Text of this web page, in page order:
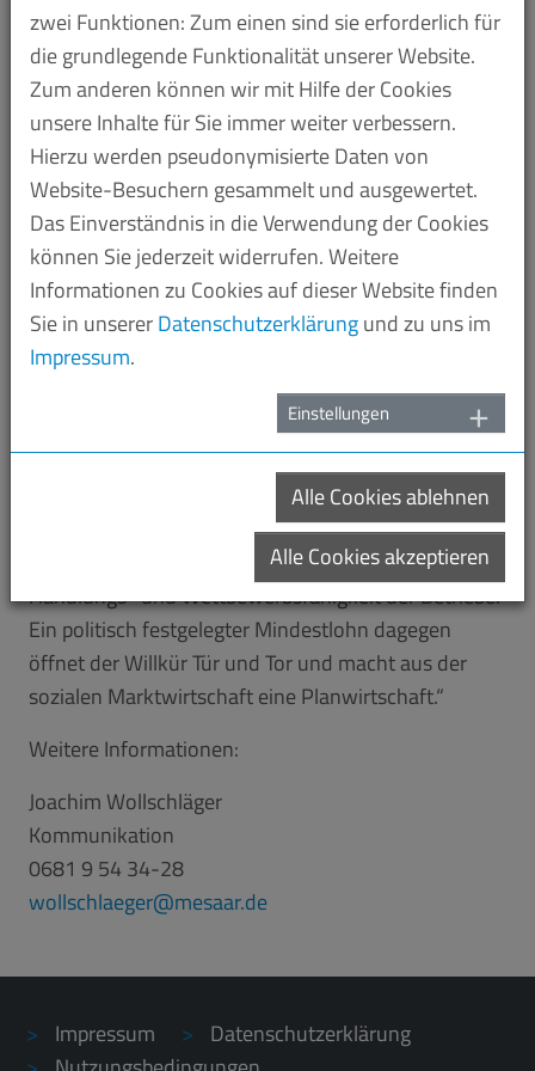
Mindestlohn erneut missbraucht zu werden. Das
Präsidium der SPD hat eine entsprechende
Forderung in ihr Renten-Papier aufgenommen, das
heute beschlossen werden soll. „Mit ihren Eingriffen
beschädigt die Politik zunehmend die
Unabhängigkeit der Mindestlohnkommission“, sagt
Schlechter.
Die Kommission aus Arbeitgebern und
Arbeitnehmern ist bei der Einführung des
Mindestlohns eingesetzt worden und ist für die
Anpassungsschritte der Lohnuntergrenze zuständig.
„Die Vertreter der Sozialpartner in der
Mindestlohnkommission haben die
Mindestlohnanpassungen in den vergangenen
Jahren gewissenhaft und verantwortungsvoll
gestaltet. Denn die Entwicklung der
Mindestlohnhöhe entscheidet auch über die
Handlungs- und Wettbewerbsfähigkeit der Betriebe.
Ein politisch festgelegter Mindestlohn dagegen
öffnet der Willkür Tür und Tor und macht aus der
sozialen Marktwirtschaft eine Planwirtschaft.“
Weitere Informationen:
Joachim Wollschläger
Kommunikation
0681 9 54 34-28
wollschlaeger
mesaar.de
Impressum
Datenschutzerklärung
zwei Funktionen: Zum einen sind sie erforderlich für
die grundlegende Funktionalität unserer Website.
Zum anderen können wir mit Hilfe der Cookies
unsere Inhalte für Sie immer weiter verbessern.
Hierzu werden pseudonymisierte Daten von
Website-Besuchern gesammelt und ausgewertet.
Das Einverständnis in die Verwendung der Cookies
können Sie jederzeit widerrufen. Weitere
Informationen zu Cookies auf dieser Website finden
Sie in unsererDatenschutzerklärungund zu uns im
Impressum.
Einstellungen
Alle Cookies ablehnen
Alle Cookies akzeptieren